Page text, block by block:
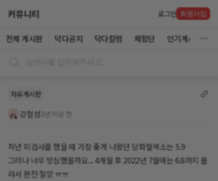
커뮤니티 로그인 회원가입
전체 게시판 닥다공지 닥다칼럼 체험단 인기게시글
자유게시판
강철성 3년 이상 전
작년 피검사를 했을 때 가장 좋게 나왔던 당화혈색소는 5.9
그러나 너무 방심했을까요... 4개월 후 2022년 7월에는 6.8까지 올
라서 완전 절망 ㅠㅠ